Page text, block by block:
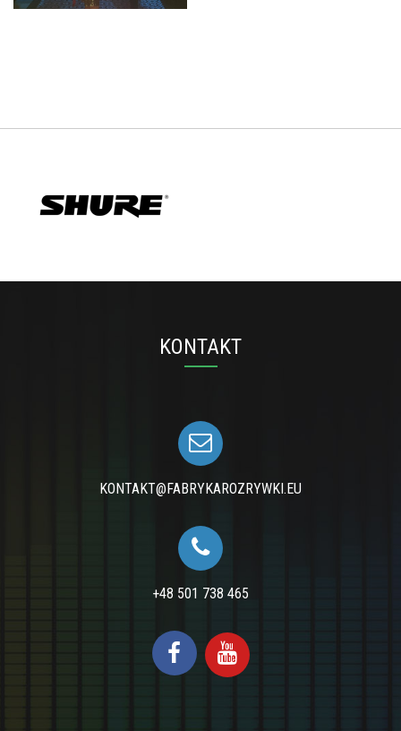
KONTAKT
KONTAKT@FABRYKAROZRYWKI.EU
+48 501 738 465